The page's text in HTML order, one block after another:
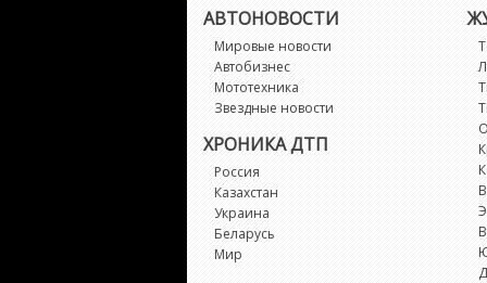
АВТОНОВОСТИ
Мировые новости
Автобизнес
Мототехника
Звездные новости
ХРОНИКА ДТП
Россия
Казахстан
Украина
Беларусь
Мир